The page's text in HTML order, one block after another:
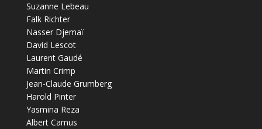
Suzanne Lebeau
Falk Richter
Nasser Djemaï
David Lescot
Laurent Gaudé
Martin Crimp
Jean-Claude Grumberg
Harold Pinter
Yasmina Reza
Albert Camus